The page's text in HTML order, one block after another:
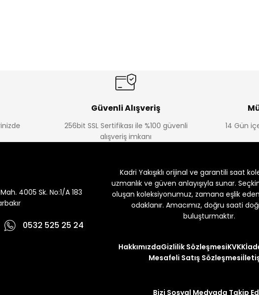
Güvenli Alışveriş
256bit SSL Sertifikası ile %100 güvenli
alışveriş imkanı
14 Gün
4005 Sk. No:1/A 183
0532 525 25 24
Kadri Yakışıklı orijinal ve garantili saat
uzmanlık ve güven anlayışıyla sunar.
oluşan koleksiyonumuz, zamana eşlik
odaklanır. Amacımız, doğru saati
buluşturmaktır.
HakkımızdaGizlilik SözleşmesiKVKK
Mesafeli Satış Sözleşmesi
Bizi Sosyal Medyada Takip